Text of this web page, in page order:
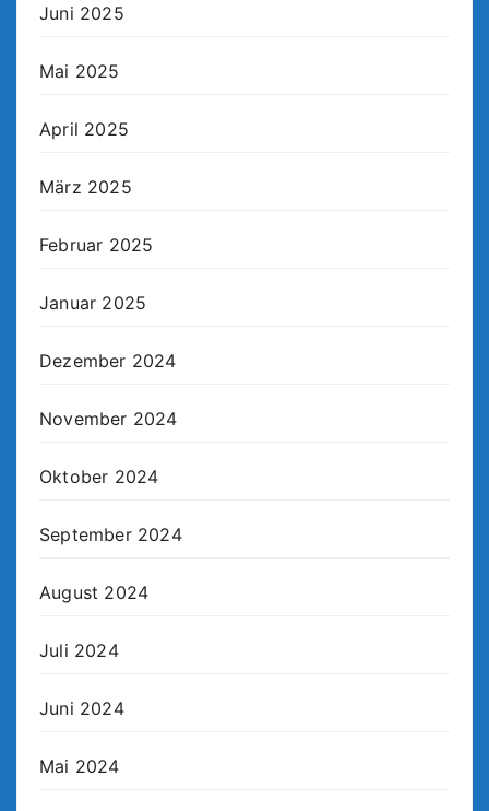
Juni 2025
Mai 2025
April 2025
März 2025
Februar 2025
Januar 2025
Dezember 2024
November 2024
Oktober 2024
September 2024
August 2024
Juli 2024
Juni 2024
Mai 2024